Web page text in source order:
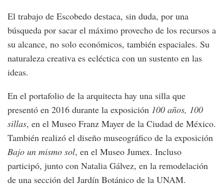
El trabajo de Escobedo destaca, sin duda, por una
búsqueda por sacar el máximo provecho de los recursos a
su alcance, no solo económicos, también espaciales. Su
naturaleza creativa es ecléctica con un sustento en las
ideas.
En el portafolio de la arquitecta hay una silla que
presentó en 2016 durante la exposición 100 años, 100
sillas, en el Museo Franz Mayer de la Ciudad de México.
También realizó el diseño museográfico de la exposición
Bajo un mismo sol, en el Museo Jumex. Incluso
participó, junto con Natalia Gálvez, en la remodelación
de una sección del Jardín Botánico de la UNAM.